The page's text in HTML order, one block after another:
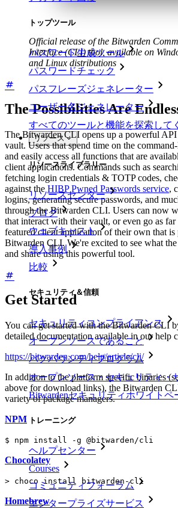
トップツール
パスワード生成ツール
パスワードチェック
パスフレーズジェネレーター
ユーザー名ジェネレーター
すべてのツールと機能を探索して
リソース
リソースライブラリー
リソースセンター
ブログ
ウェブキャスト
導入事例
比較
セキュリティ＆信頼
セキュリティコンプライアンス
オープンソースであること
バグバウンティプログラム
オープンソース・セキュリティ・
Bitwardenセキュリティホワイトペ
トレーニング
ヘルプセンター
Courses
コミュニティフォーラム
エンタープライズサービス
Official release of the Bitwarden
Interface (CLI) tool, available on
and Linux distributions
The Possibilities Are
The Bitwarden CLI opens up a powerful
vault. Users that spend time on the
and easily access all functions that are
client applications. Commands such as
fetching login credentials & TOTP codes,
against the HIBP Pwned Passwords service,
logins, generating secure passwords, and
through the Bitwarden CLI. Users can now
that interact with their vault, or even go as
featured client application of their own that is
Bitwarden CLI. We're excited to see what
and share using this powerful tool.
Get Started
You can get started with the Bitwarden CLI
detailed documentation available in our help
https://bitwarden.com/help/article/cli/
In addition to the platform specific binaries
above for download links), the Bitwarden
variety of package managers.
NPM
$ npm install -g @bitwarden/cli
Chocolatey
> choco install bitwarden-cli
Homebrew